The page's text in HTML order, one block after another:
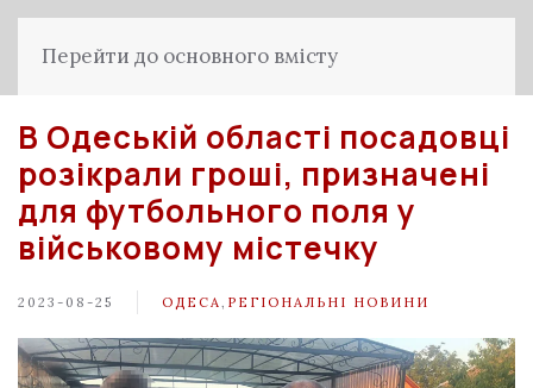
Перейти до основного вмісту
В Одеській області посадовці
розікрали гроші, призначені
для футбольного поля у
військовому містечку
2023-08-25 ОДЕСА РЕГІОНАЛЬНІ НОВИНИ